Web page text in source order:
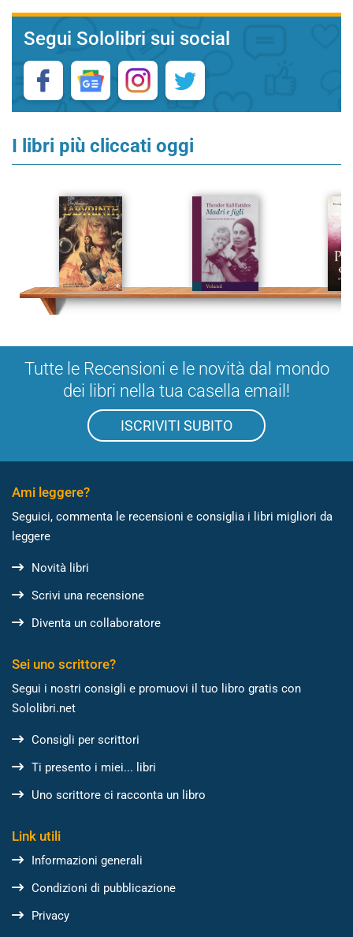
Segui Sololibri sui social
I libri più cliccati oggi
Tutte le Recensioni e le novità dal mondo
dei libri nella tua casella email!
ISCRIVITI SUBITO
Ami leggere?
Seguici, commenta le recensioni e consiglia i libri migliori da
leggere
Novità libri
Scrivi una recensione
Diventa un collaboratore
Sei uno scrittore?
Segui i nostri consigli e promuovi il tuo libro gratis con
Sololibri.net
Consigli per scrittori
Ti presento i miei... libri
Uno scrittore ci racconta un libro
Link utili
Informazioni generali
Condizioni di pubblicazione
Privacy